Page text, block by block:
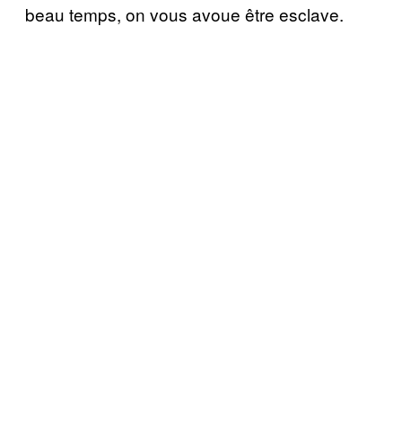
beau temps, on vous avoue être esclave.